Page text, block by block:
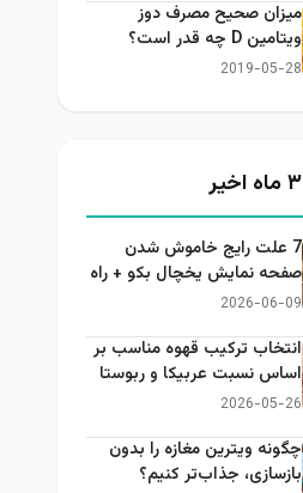
میزان صحیح مصرف دوز
ویتامین D چه قدر است؟
2019-05-28
7 علت رایج خاموش شدن
صفحه نمایش یخچال بکو + راه
حل
2026-06-09
انتخاب ترکیب قهوه مناسب بر
اساس نسبت عربیکا و ربوستا
2026-05-26
چگونه ویترین مغازه را بدون
بازسازی، جذاب‌تر کنیم؟